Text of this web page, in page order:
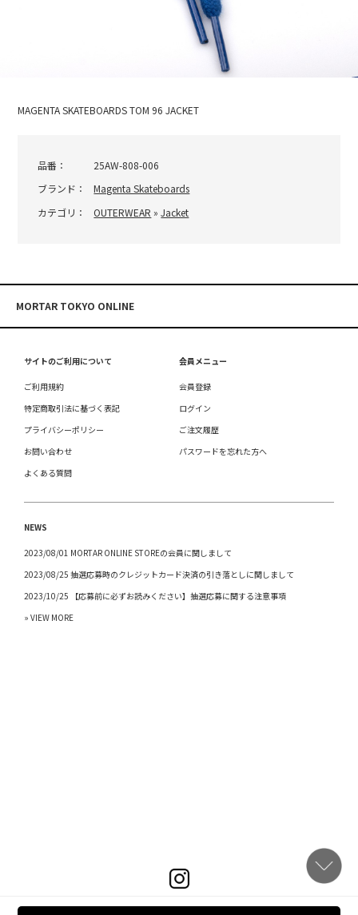
MAGENTA SKATEBOARDS TOM 96 JACKET
品番：
25AW-808-006
ブランド：
Magenta Skateboards
カテゴリ：
OUTERWEAR »Jacket
MORTAR TOKYO ONLINE
サイトのご利用について
ご利用規約
特定商取引法に基づく表記
プライバシーポリシー
お問い合わせ
よくある質問
会員メニュー
会員登録
ログイン
ご注文履歴
パスワードを忘れた方へ
NEWS
2023/08/01 MORTAR ONLINE STOREの会員に関しまして
2023/08/25 抽選応募時のクレジットカード決済の引き落としに関しまして
2023/10/25 【応募前に必ずお読みください】抽選応募に関する注意事項
» VIEW MORE